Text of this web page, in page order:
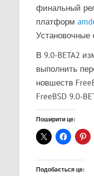
финальный
платформ
Установочные
В 9.0-BETA2
выполнить
новшеств
FreeBSD 9.0-
Поширити це:
Подобається це: